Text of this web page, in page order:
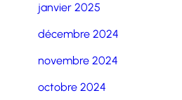
janvier 2025
décembre 2024
novembre 2024
octobre 2024